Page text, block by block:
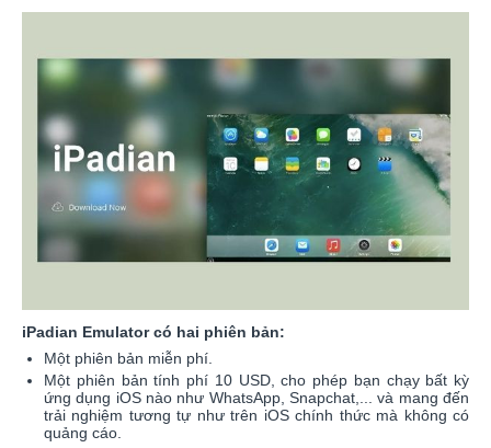
iPadian Emulator có hai phiên bản:
Một phiên bản miễn phí.
Một phiên bản tính phí 10 USD, cho phép bạn chạy bất kỳ
ứng dụng iOS nào như WhatsApp, Snapchat,... và mang đến
trải nghiệm tương tự như trên iOS chính thức mà không có
quảng cáo.